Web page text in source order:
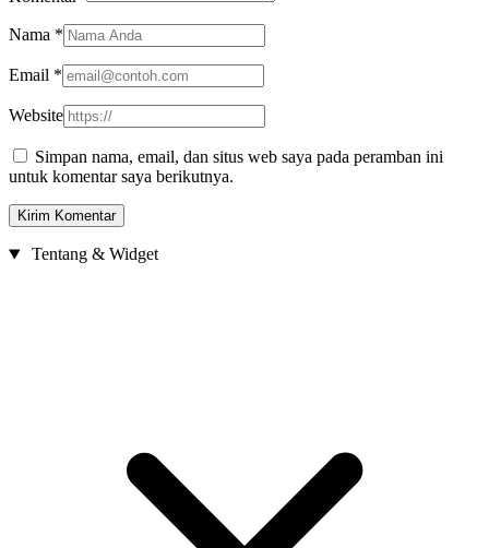
Nama *
Email *
Website
Simpan nama, email, dan situs web saya pada peramban ini
untuk komentar saya berikutnya.
Tentang & Widget